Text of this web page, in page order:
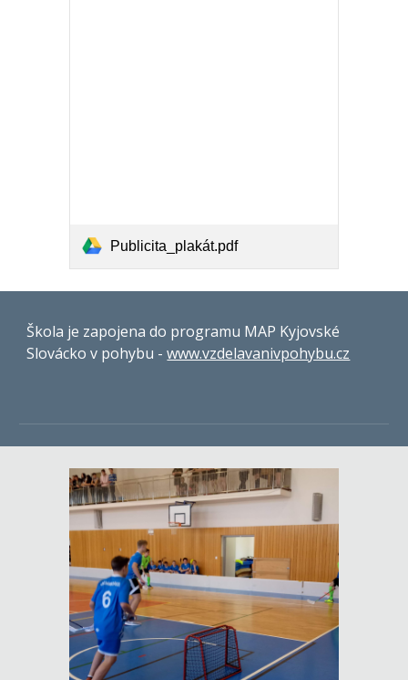
Publicita_plakát.pdf
Škola je zapojena do programu MAP Kyjovské
Slovácko v pohybu -www.vzdelavanivpohybu.cz